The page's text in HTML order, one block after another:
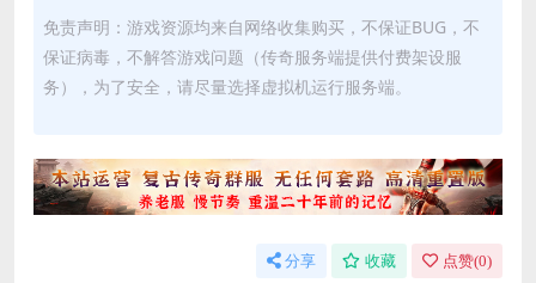
免责声明：游戏资源均来自网络收集购买，不保证BUG，不
保证病毒，不解答游戏问题（传奇服务端提供付费架设服
务），为了安全，请尽量选择虚拟机运行服务端。
分享 收藏 点赞(0)